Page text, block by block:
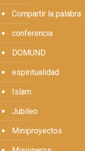
Compartir la palabra
conferencia
DOMUND
espiritualidad
Islam
Jubileo
Miniproyectos